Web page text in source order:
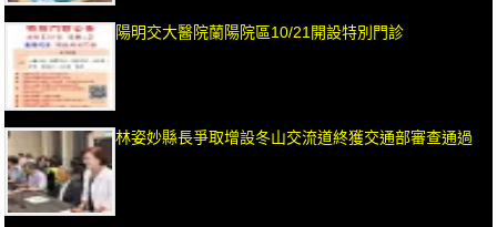
陽明交大醫院蘭陽院區10/21開設特別門診
林姿妙縣長爭取增設冬山交流道終獲交通部審查通過